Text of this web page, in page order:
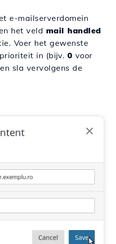
e-mailserverdomein
het veld mail handled
Voer het gewenste
in (bijv. 0 voor
sla vervolgens de